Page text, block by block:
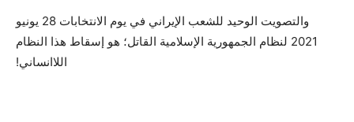
والتصويت الوحيد للشعب الإيراني في يوم الانتخابات 28 يونيو
2021 لنظام الجمهورية الإسلامية القاتل؛ هو إسقاط هذا النظام
اللاانساني!